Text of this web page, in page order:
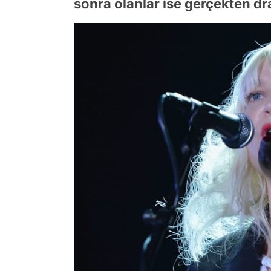
sonra olanlar ise gerçekten